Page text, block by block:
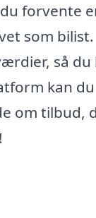
forvente
som
så
kan
om tilbud,